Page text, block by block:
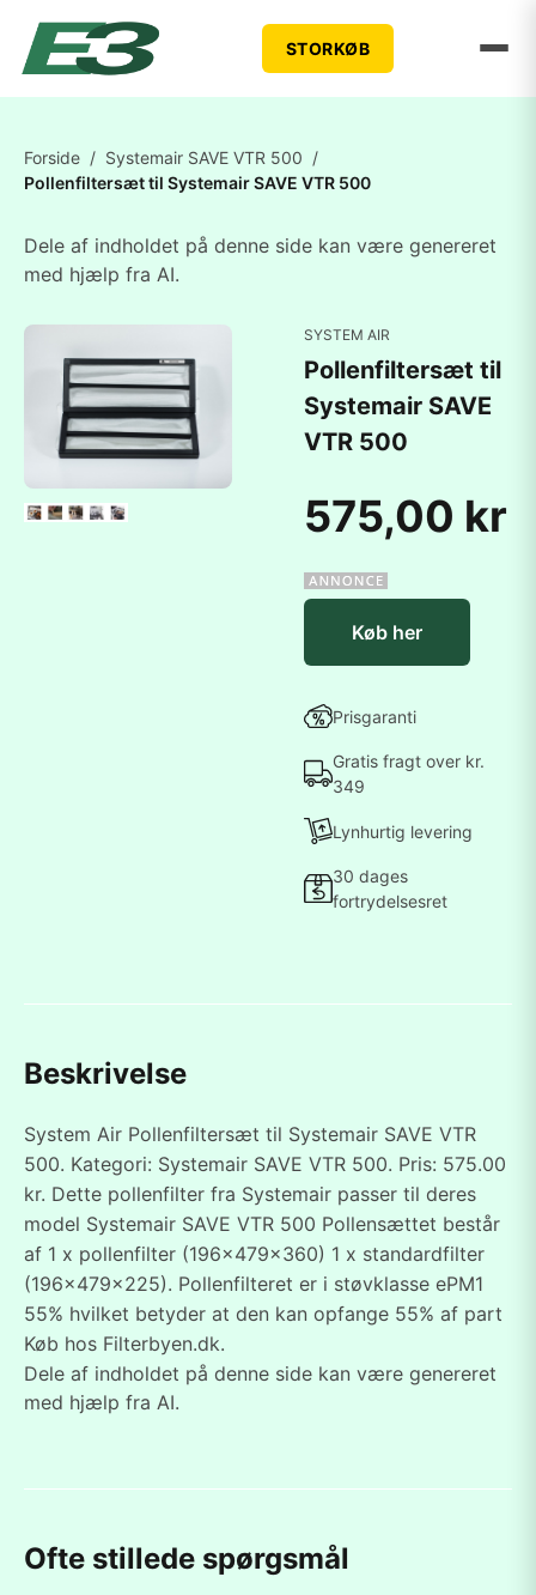
STORKØB
Forside / Systemair SAVE VTR 500 /
Pollenfiltersæt til Systemair SAVE VTR 500
Dele af indholdet på denne side kan være genereret
med hjælp fra AI.
SYSTEM AIR
Pollenfiltersæt til
Systemair SAVE
VTR 500
575,00 kr
Køb her
Prisgaranti
Gratis fragt over kr.
349
Lynhurtig levering
30 dages
fortrydelsesret
Beskrivelse
System Air Pollenfiltersæt til Systemair SAVE VTR
500. Kategori: Systemair SAVE VTR 500. Pris: 575.00
kr. Dette pollenfilter fra Systemair passer til deres
model Systemair SAVE VTR 500 Pollensættet består
af 1 x pollenfilter (196x479x360) 1 x standardfilter
(196x479x225). Pollenfilteret er i støvklasse ePM1
55% hvilket betyder at den kan opfange 55% af part
Køb hos Filterbyen.dk.
Dele af indholdet på denne side kan være genereret
med hjælp fra AI.
Ofte stillede spørgsmål